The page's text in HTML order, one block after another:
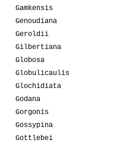
Gamkensis
Genoudiana
Geroldii
Gilbertiana
Globosa
Globulicaulis
Glochidiata
Godana
Gorgonis
Gossypina
Gottlebei